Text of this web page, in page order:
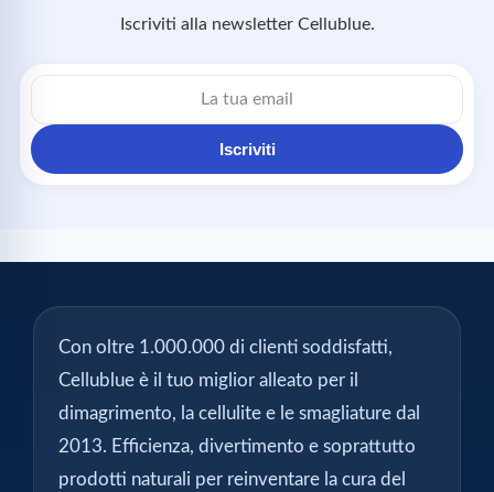
Iscriviti alla newsletter Cellublue.
Indirizzo
email
Iscriviti
Con oltre 1.000.000 di clienti soddisfatti,
Cellublue è il tuo miglior alleato per il
dimagrimento, la cellulite e le smagliature dal
2013. Efficienza, divertimento e soprattutto
prodotti naturali per reinventare la cura del